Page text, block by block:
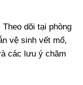
Theo dõi tại phòng
vệ sinh vết mổ,
các lưu ý chăm